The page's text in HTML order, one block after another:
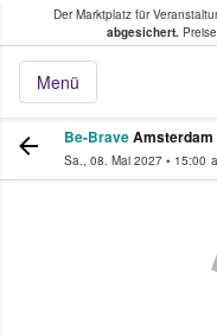
Der Marktplatz für
abgesichert.Preise
Menü
Tickets
Be-Brave
Sa., 08. Mai 2027 • 15:00